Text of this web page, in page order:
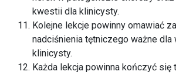
kwestii dla klinicysty.
Kolejne lekcje powinny omawiać
nadciśnienia tętniczego ważne dla
klinicysty.
Każda lekcja powinna kończyć się